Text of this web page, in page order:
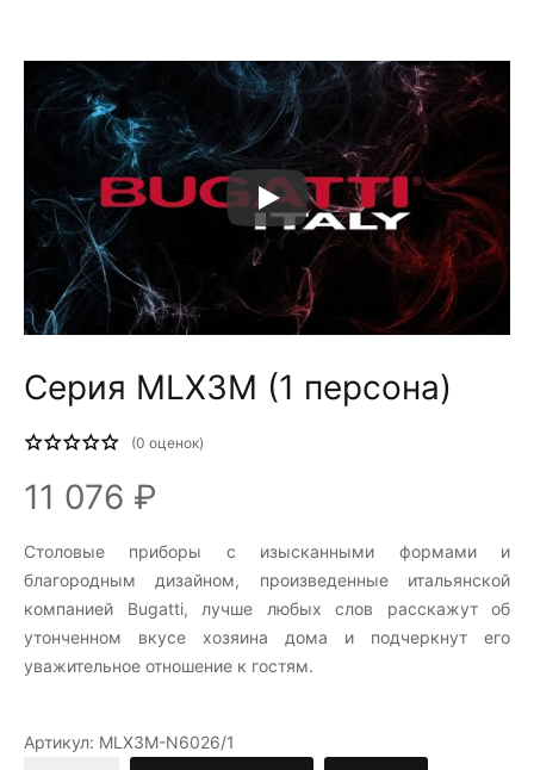
Серия MLX3M (1 персона)
(0 оценок)
11 076 ₽
Столовые приборы c изысканными формами и
благородным дизайном, произведенные итальянской
компанией Bugatti, лучше любых слов расскажут об
утонченном вкусе хозяина дома и подчеркнут его
уважительное отношение к гостям.
Артикул: MLX3M-N6026/1